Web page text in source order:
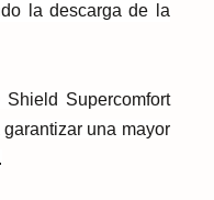
la descarga de la
Shield Supercomfort
una mayor